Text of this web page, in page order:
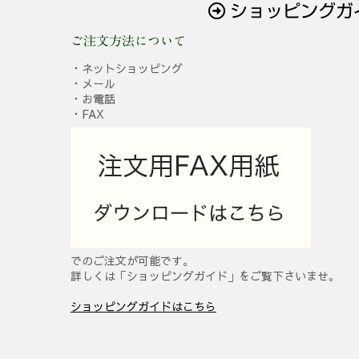
ショッピングガ
ご注文方法について
・ネットショッピング
・メール
・お電話
・FAX
でのご注文が可能です。
詳しくは「ショッピングガイド」をご覧下さいませ。
ショッピングガイドはこちら